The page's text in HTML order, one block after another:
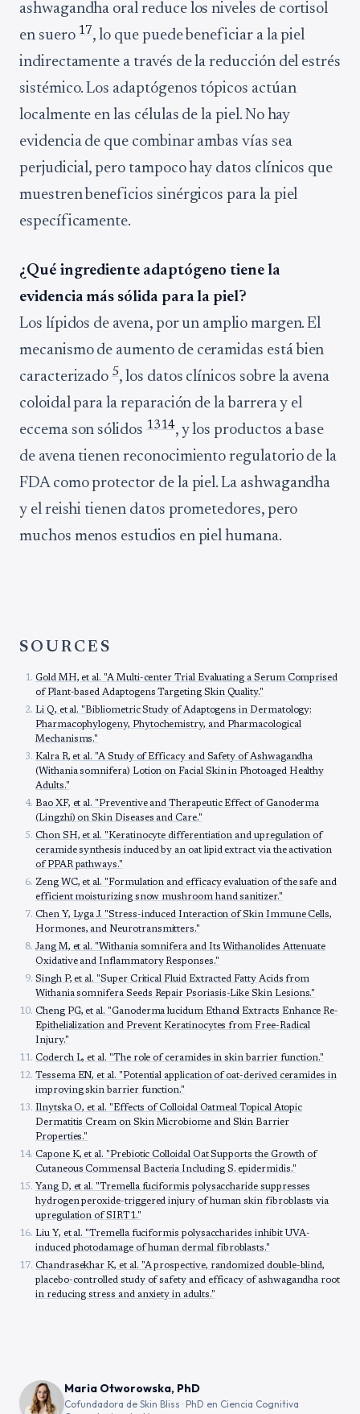
ashwagandha oral reduce los niveles de cortisol
en suero 17, lo que puede beneficiar a la piel
indirectamente a través de la reducción del estrés
sistémico. Los adaptógenos tópicos actúan
localmente en las células de la piel. No hay
evidencia de que combinar ambas vías sea
perjudicial, pero tampoco hay datos clínicos que
muestren beneficios sinérgicos para la piel
específicamente.
¿Qué ingrediente adaptógeno tiene la
evidencia más sólida para la piel?
Los lípidos de avena, por un amplio margen. El
mecanismo de aumento de ceramidas está bien
caracterizado5, los datos clínicos sobre la avena
coloidal para la reparación de la barrera y el
eccema son sólidos 13 14, y los productos a base
de avena tienen reconocimiento regulatorio de la
FDA como protector de la piel. La ashwagandha
y el reishi tienen datos prometedores, pero
muchos menos estudios en piel humana.
SOURCES
Gold MH, et al. "A Multi-center Trial Evaluating a Serum Comprised
of Plant-based Adaptogens Targeting Skin Quality."
Li Q, et al. "Bibliometric Study of Adaptogens in Dermatology:
Pharmacophylogeny, Phytochemistry, and Pharmacological
Mechanisms."
Kalra R, et al. "A Study of Efficacy and Safety of Ashwagandha
(Withania somnifera) Lotion on Facial Skin in Photoaged Healthy
Adults."
Bao XF, et al. "Preventive and Therapeutic Effect of Ganoderma
(Lingzhi) on Skin Diseases and Care."
Chon SH, et al. "Keratinocyte differentiation and upregulation of
ceramide synthesis induced by an oat lipid extract via the activation
of PPAR pathways."
Zeng WC, et al. "Formulation and efficacy evaluation of the safe and
efficient moisturizing snow mushroom hand sanitizer."
Chen Y, Lyga J. "Stress-induced Interaction of Skin Immune Cells,
Hormones, and Neurotransmitters."
Jang M, et al. "Withania somnifera and Its Withanolides Attenuate
Oxidative and Inflammatory Responses."
Singh P, et al. "Super Critical Fluid Extracted Fatty Acids from
Withania somnifera Seeds Repair Psoriasis-Like Skin Lesions."
Cheng PG, et al. "Ganoderma lucidum Ethanol Extracts Enhance Re-
Epithelialization and Prevent Keratinocytes from Free-Radical
Injury."
Coderch L, et al. "The role of ceramides in skin barrier function."
Tessema EN, et al. "Potential application of oat-derived ceramides in
improving skin barrier function."
Ilnytska O, et al. "Effects of Colloidal Oatmeal Topical Atopic
Dermatitis Cream on Skin Microbiome and Skin Barrier
Properties."
Capone K, et al. "Prebiotic Colloidal Oat Supports the Growth of
Cutaneous Commensal Bacteria Including S. epidermidis."
Yang D, et al. "Tremella fuciformis polysaccharide suppresses
hydrogen peroxide-triggered injury of human skin fibroblasts via
upregulation of SIRT1."
Liu Y, et al. "Tremella fuciformis polysaccharides inhibit UVA-
induced photodamage of human dermal fibroblasts."
Chandrasekhar K, et al. "A prospective, randomized double-blind,
placebo-controlled study of safety and efficacy of ashwagandha root
in reducing stress and anxiety in adults."
Maria Otworowska, PhD
Cofundadora de Skin Bliss · PhD en Ciencia Cognitiva